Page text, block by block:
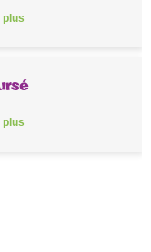
plus
plus